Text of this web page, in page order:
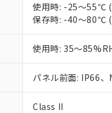
使用時: -25～55℃ (
保存時: -40～80℃ (
使用時: 35～
パネル前面: IP66
Class II